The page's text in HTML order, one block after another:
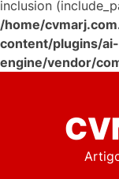
inclusion
/home/
content/plugins/ai-
engine/vendor/